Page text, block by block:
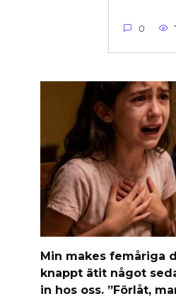
0
Min makes femåriga
knappt ätit något
in hos oss. ”Förlåt,